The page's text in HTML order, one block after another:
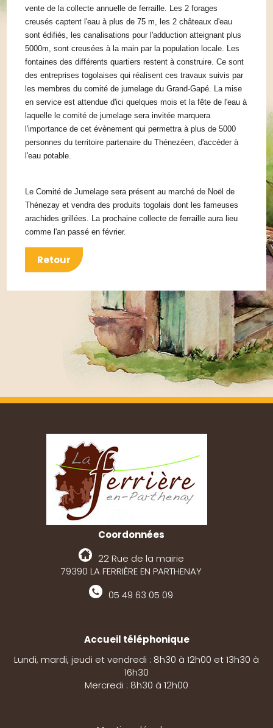
vente de la collecte annuelle de ferraille. Les 2 forages
creusés captent l'eau à plus de 75 m, les 2 châteaux d'eau
sont édifiés, les canalisations pour l'adduction atteignant plus
5000m, sont creusées à la main par la population locale. Les
fontaines des différents quartiers restent à construire. Ce sont
des entreprises togolaises qui réalisent ces travaux suivis par
les membres du comité de jumelage du Grand-Gapé. La mise
en service est attendue d'ici quelques mois et la fête de l'eau à
laquelle le comité de jumelage sera invitée marquera
l'importance de cet évènement qui permettra à plus de 5000
personnes du territoire partenaire du Thénezéen, d'accéder à
l'eau potable.
Le Comité de Jumelage sera présent au marché de Noël de
Thénezay et vendra des produits togolais dont les fameuses
arachides grillées. La prochaine collecte de ferraille aura lieu
comme l'an passé en février.
Retour
Coordonnées
22 Rue de la mairie
79390 LA FERRIÈRE EN PARTHENAY
05 49 63 05 09
Accueil téléphonique
Lundi, mardi, jeudi et vendredi : 8h30 à 12h00 et 13h30 à
16h30
Mercredi : 8h30 à 12h00